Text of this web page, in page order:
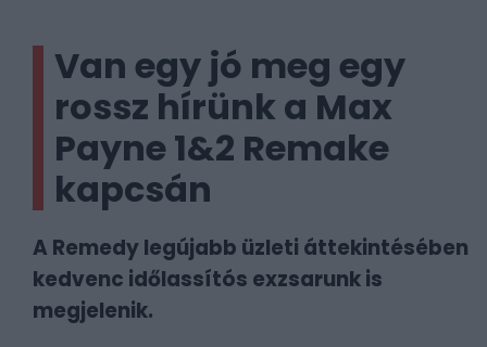
Van egy jó meg egy
rossz hírünk a Max
Payne 1&2 Remake
kapcsán
A Remedy legújabb üzleti áttekintésében
kedvenc időlassítós exzsarunk is
megjelenik.